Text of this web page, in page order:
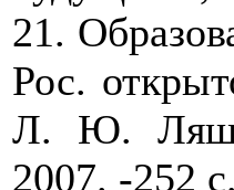
21.
Рос.
Л. Ю.
2007. -252 с.